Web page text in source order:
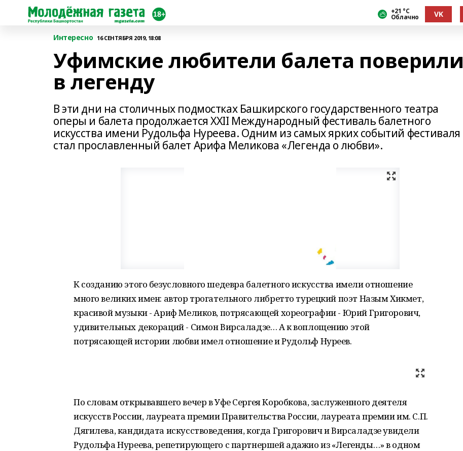
+21 °С
Облачно VK
Интересно 16 СЕНТЯБРЯ 2019, 18:08
Уфимские любители балета поверили
в легенду
В эти дни на столичных подмостках Башкирского государственного театра
оперы и балета продолжается XXII Международный фестиваль балетного
искусства имени Рудольфа Нуреева. Одним из самых ярких событий фестиваля
стал прославленный балет Арифа Меликова «Легенда о любви».
К созданию этого безусловного шедевра балетного искусства имели отношение
много великих имен: автор трогательного либретто турецкий поэт Назым Хикмет,
красивой музыки - Ариф Меликов, потрясающей хореографии - Юрий Григорович,
удивительных декораций - Симон Вирсаладзе… А к воплощению этой
потрясающей истории любви имел отношение и Рудольф Нуреев.
По словам открывавшего вечер в Уфе Сергея Коробкова, заслуженного деятеля
искусств России, лауреата премии Правительства России, лауреата премии им. С.П.
Дягилева, кандидата искусствоведения, когда Григорович и Вирсаладзе увидели
Рудольфа Нуреева, репетирующего с партнершей адажио из «Легенды…» в одном